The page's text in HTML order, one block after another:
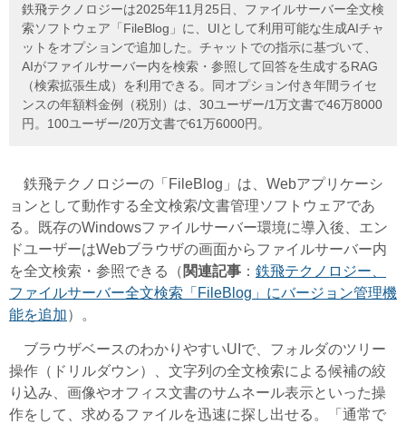
鉄飛テクノロジーは2025年11月25日、ファイルサーバー全文検
索ソフトウェア「FileBlog」に、UIとして利用可能な生成AIチャ
ットをオプションで追加した。チャットでの指示に基づいて、
AIがファイルサーバー内を検索・参照して回答を生成するRAG
（検索拡張生成）を利用できる。同オプション付き年間ライセ
ンスの年額料金例（税別）は、30ユーザー/1万文書で46万8000
円。100ユーザー/20万文書で61万6000円。
鉄飛テクノロジーの「FileBlog」は、Webアプリケーシ
ョンとして動作する全文検索/文書管理ソフトウェアであ
る。既存のWindowsファイルサーバー環境に導入後、エン
ドユーザーはWebブラウザの画面からファイルサーバー内
を全文検索・参照できる（ 関連記事 ： 鉄飛テクノロジー、
ファイルサーバー全文検索「FileBlog」にバージョン管理機
能を追加）。
ブラウザベースのわかりやすいUIで、フォルダのツリー
操作（ドリルダウン）、文字列の全文検索による候補の絞
り込み、画像やオフィス文書のサムネール表示といった操
作をして、求めるファイルを迅速に探し出せる。「通常で